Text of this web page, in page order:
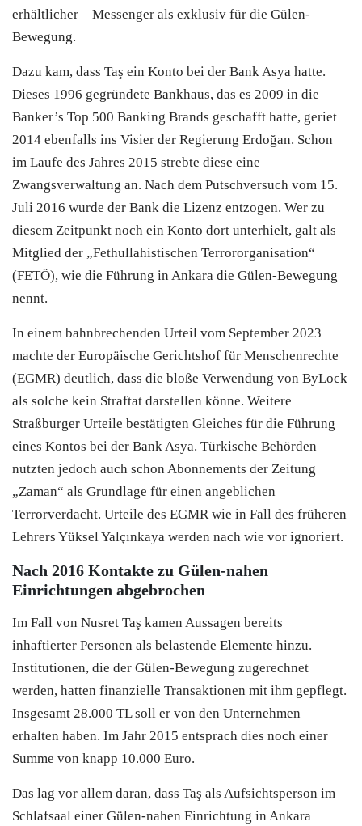
erhältlicher – Messenger als exklusiv für die Gülen-
Bewegung.
Dazu kam, dass Taş ein Konto bei der Bank Asya hatte.
Dieses 1996 gegründete Bankhaus, das es 2009 in die
Banker’s Top 500 Banking Brands geschafft hatte, geriet
2014 ebenfalls ins Visier der Regierung Erdoğan. Schon
im Laufe des Jahres 2015 strebte diese eine
Zwangsverwaltung an. Nach dem Putschversuch vom 15.
Juli 2016 wurde der Bank die Lizenz entzogen. Wer zu
diesem Zeitpunkt noch ein Konto dort unterhielt, galt als
Mitglied der „Fethullahistischen Terrororganisation“
(FETÖ), wie die Führung in Ankara die Gülen-Bewegung
nennt.
In einem bahnbrechenden Urteil vom September 2023
machte der Europäische Gerichtshof für Menschenrechte
(EGMR) deutlich, dass die bloße Verwendung von ByLock
als solche kein Straftat darstellen könne. Weitere
Straßburger Urteile bestätigten Gleiches für die Führung
eines Kontos bei der Bank Asya. Türkische Behörden
nutzten jedoch auch schon Abonnements der Zeitung
„Zaman“ als Grundlage für einen angeblichen
Terrorverdacht. Urteile des EGMR wie in Fall des früheren
Lehrers Yüksel Yalçınkaya werden nach wie vor ignoriert.
Nach 2016 Kontakte zu Gülen-nahen
Einrichtungen abgebrochen
Im Fall von Nusret Taş kamen Aussagen bereits
inhaftierter Personen als belastende Elemente hinzu.
Institutionen, die der Gülen-Bewegung zugerechnet
werden, hatten finanzielle Transaktionen mit ihm gepflegt.
Insgesamt 28.000 TL soll er von den Unternehmen
erhalten haben. Im Jahr 2015 entsprach dies noch einer
Summe von knapp 10.000 Euro.
Das lag vor allem daran, dass Taş als Aufsichtsperson im
Schlafsaal einer Gülen-nahen Einrichtung in Ankara